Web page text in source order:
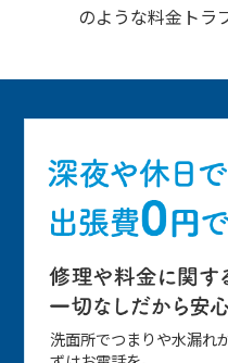
のような料金トラ
洗面所でつまりや水漏れ